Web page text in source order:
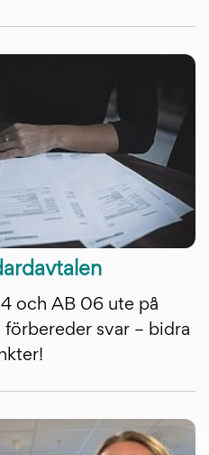
och AB 06 ute på
svar – bidra